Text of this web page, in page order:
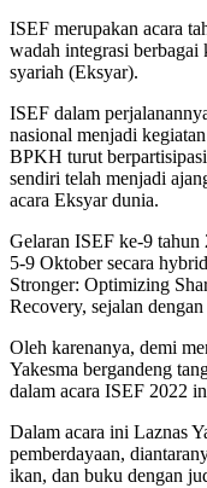
ISEF merupakan acara
wadah integrasi berbagai
syariah (Eksyar).
ISEF dalam
nasional menjadi
BPKH turut
sendiri telah menjadi
acara Eksyar dunia.
Gelaran ISEF ke-9 tahun
5-9 Oktober secara
Stronger: Optimizing
Recovery, sejalan
Oleh karenanya, demi
Yakesma bergandeng
dalam acara ISEF 2022
Dalam acara ini Laznas
pemberdayaan,
ikan, dan buku dengan